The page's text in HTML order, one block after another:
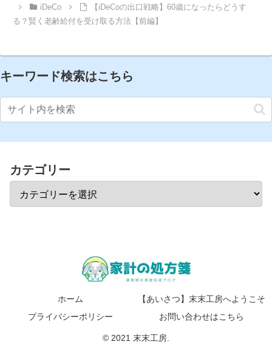
iDeCo
【iDeCoの出口戦略】60歳になったらどうす
る？賢く老齢給付を受け取る方法【前編】
キーワード検索はこちら
カテゴリー
ホーム
【あいさつ】末末工房へようこそ
プライバシーポリシー
お問い合わせはこちら
© 2021 末末工房.